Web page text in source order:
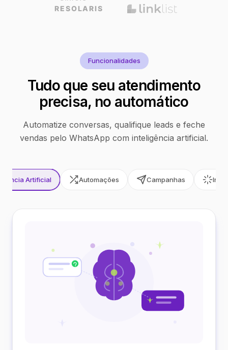
Funcionalidades
Tudo que seu atendimento
precisa, no automático
Automatize conversas, qualifique leads e feche
vendas pelo WhatsApp com inteligência artificial.
Artificial Automações Campanhas